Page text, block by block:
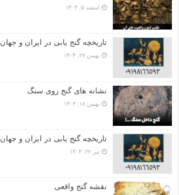
اسفند ۵, ۱۴۰۴
تاریخچه گنج‌ یابی در ایران و جهان
بهمن ۲۷, ۱۴۰۴
نشانه های گنج روی سنگ
بهمن ۱۸, ۱۴۰۴
تاریخچه گنج‌ یابی در ایران و جهان
تیر ۲۲, ۱۴۰۴
نقشه گنج واقعی